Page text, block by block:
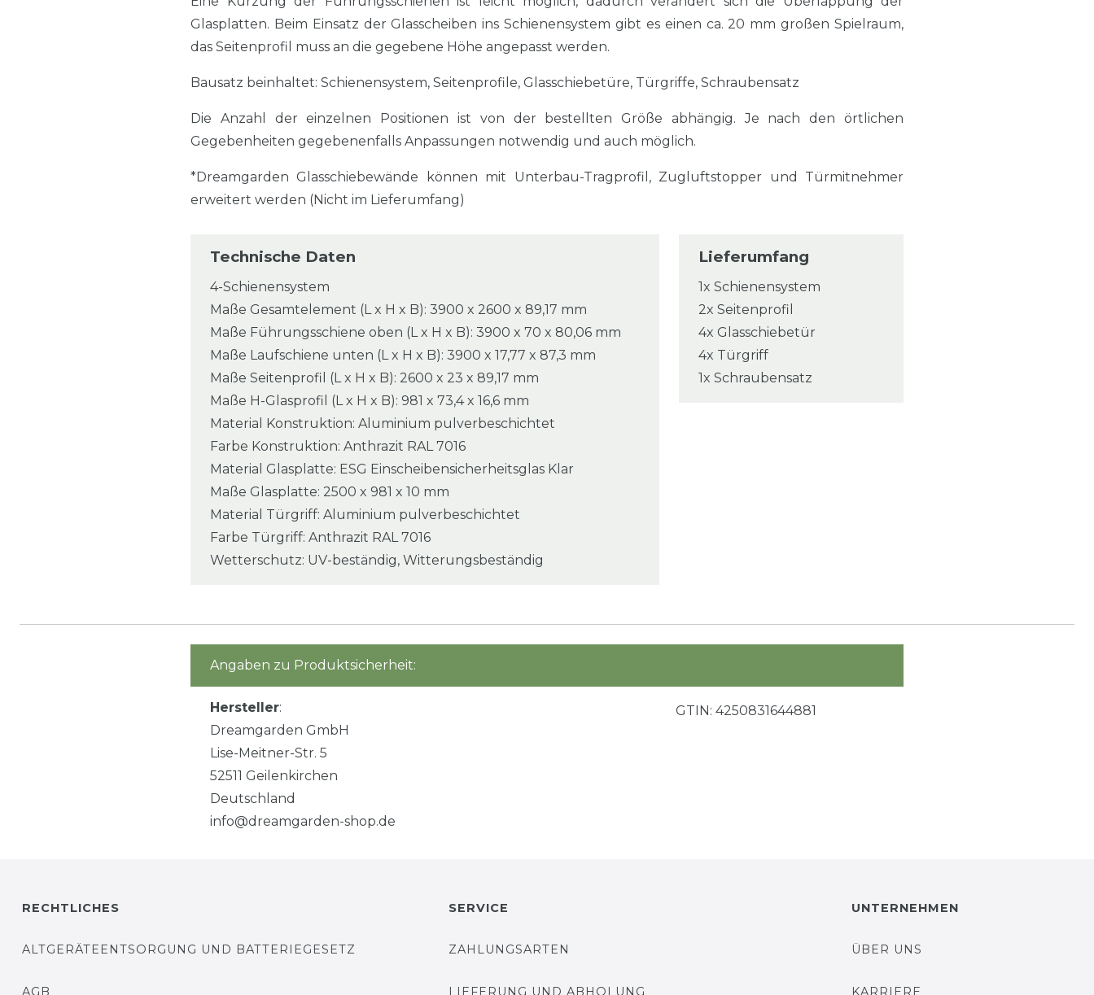
Glasplatten. Beim Einsatz der Glasscheiben ins Schienensystem gibt es einen ca. 20 mm großen Spielraum,
das Seitenprofil muss an die gegebene Höhe angepasst werden.
Bausatz beinhaltet: Schienensystem, Seitenprofile, Glasschiebetüre, Türgriffe, Schraubensatz
Die Anzahl der einzelnen Positionen ist von der bestellten Größe abhängig. Je nach den örtlichen
Gegebenheiten gegebenenfalls Anpassungen notwendig und auch möglich.
*Dreamgarden Glasschiebewände können mit Unterbau-Tragprofil, Zugluftstopper und Türmitnehmer
erweitert werden (Nicht im Lieferumfang)
Technische Daten
4-Schienensystem
Maße Gesamtelement (L x H x B): 3900 x 2600 x 89,17 mm
Maße Führungsschiene oben (L x H x B): 3900 x 70 x 80,06 mm
Maße Laufschiene unten (L x H x B): 3900 x 17,77 x 87,3 mm
Maße Seitenprofil (L x H x B): 2600 x 23 x 89,17 mm
Maße H-Glasprofil (L x H x B): 981 x 73,4 x 16,6 mm
Material Konstruktion: Aluminium pulverbeschichtet
Farbe Konstruktion: Anthrazit RAL 7016
Material Glasplatte: ESG Einscheibensicherheitsglas Klar
Maße Glasplatte: 2500 x 981 x 10 mm
Material Türgriff: Aluminium pulverbeschichtet
Farbe Türgriff: Anthrazit RAL 7016
Wetterschutz: UV-beständig, Witterungsbeständig
Lieferumfang
1x Schienensystem
2x Seitenprofil
4x Glasschiebetür
4x Türgriff
1x Schraubensatz
Angaben zu Produktsicherheit:
Hersteller:
Dreamgarden GmbH
Lise-Meitner-Str. 5
52511 Geilenkirchen
Deutschland
info@dreamgarden-shop.de
GTIN: 4250831644881
RECHTLICHES
ALTGERÄTEENTSORGUNG UND BATTERIEGESETZ
AGB
SERVICE
ZAHLUNGSARTEN
LIEFERUNG UND ABHOLUNG
UNTERNEHMEN
ÜBER UNS
KARRIERE